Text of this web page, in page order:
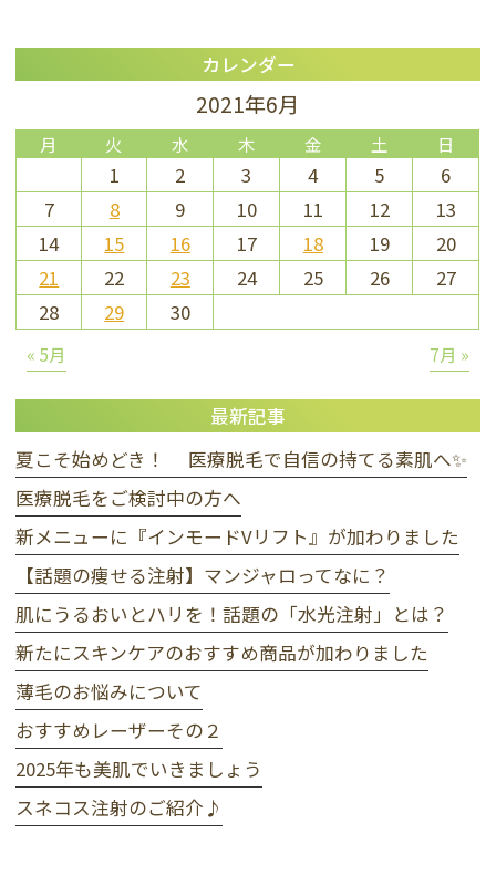
カレンダー
2021年6月
月 火 水 木 金 土 日
1 2 3 4 5
6
7
8 9 10 11 12
13
14
15 16 17 18 19
20
21
22 23 24 25 26
27
28
29 30
« 5月 7月 »
最新記事
夏こそ始めどき！ 医療脱毛で自信の持てる素肌へ✨
医療脱毛をご検討中の方へ
新メニューに『インモードVリフト』が加わりました
【話題の痩せる注射】マンジャロってなに？
肌にうるおいとハリを！話題の「水光注射」とは？
新たにスキンケアのおすすめ商品が加わりました
薄毛のお悩みについて
おすすめレーザーその２
2025年も美肌でいきましょう
スネコス注射のご紹介♪